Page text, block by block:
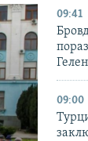
09:41
09:00